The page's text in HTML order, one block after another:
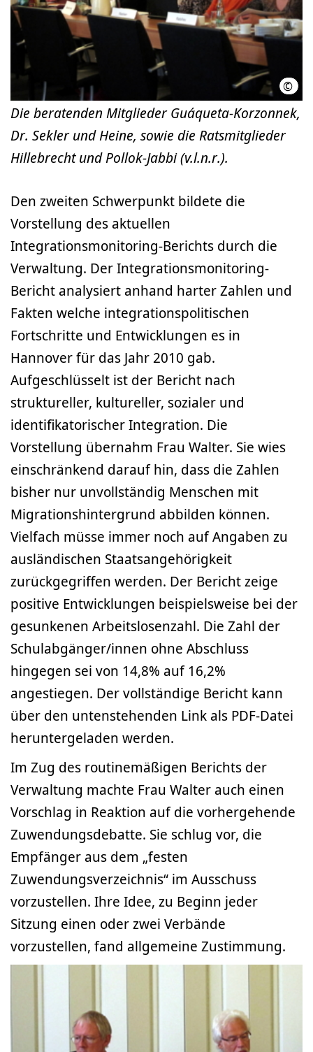
© LHH
Die beratenden Mitglieder Guáqueta-Korzonnek,
Dr. Sekler und Heine, sowie die Ratsmitglieder
Hillebrecht und Pollok-Jabbi (v.l.n.r.).
Den zweiten Schwerpunkt bildete die
Vorstellung des aktuellen
Integrationsmonitoring-Berichts durch die
Verwaltung. Der Integrationsmonitoring-
Bericht analysiert anhand harter Zahlen und
Fakten welche integrationspolitischen
Fortschritte und Entwicklungen es in
Hannover für das Jahr 2010 gab.
Aufgeschlüsselt ist der Bericht nach
struktureller, kultureller, sozialer und
identifikatorischer Integration. Die
Vorstellung übernahm Frau Walter. Sie wies
einschränkend darauf hin, dass die Zahlen
bisher nur unvollständig Menschen mit
Migrations­hintergrund abbilden können.
Vielfach müsse immer noch auf Angaben zu
ausländischen Staatsangehörigkeit
zurückgegriffen werden. Der Bericht zeige
positive Entwicklungen beispielsweise bei der
gesunkenen Arbeitslosenzahl. Die Zahl der
Schulabgänger/innen ohne Abschluss
hingegen sei von 14,8% auf 16,2%
angestiegen. Der vollständige Bericht kann
über den untenstehenden Link als PDF-Datei
heruntergeladen werden.
Im Zug des routinemäßigen Berichts der
Verwaltung machte Frau Walter auch einen
Vorschlag in Reaktion auf die vorhergehende
Zuwendungsdebatte. Sie schlug vor, die
Empfänger aus dem „festen
Zuwendungsverzeichnis“ im Ausschuss
vorzustellen. Ihre Idee, zu Beginn jeder
Sitzung einen oder zwei Verbände
vorzustellen, fand allgemeine Zustimmung.